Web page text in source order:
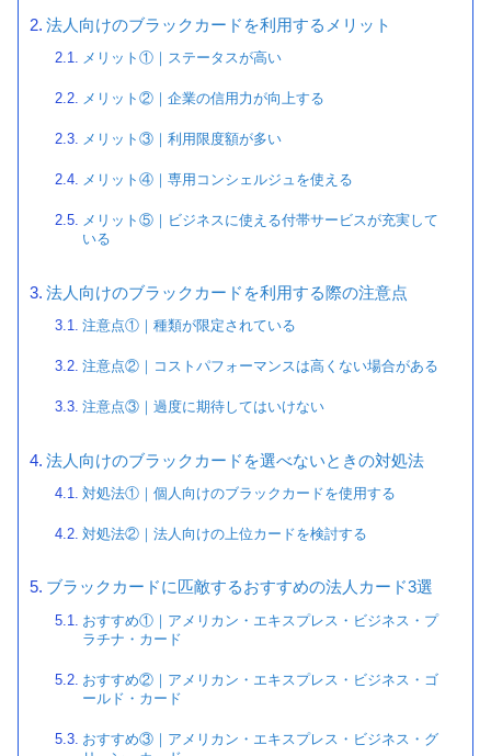
法人向けのブラックカードを利用するメリット
メリット①｜ステータスが高い
メリット②｜企業の信用力が向上する
メリット③｜利用限度額が多い
メリット④｜専用コンシェルジュを使える
メリット⑤｜ビジネスに使える付帯サービスが充実して
いる
法人向けのブラックカードを利用する際の注意点
注意点①｜種類が限定されている
注意点②｜コストパフォーマンスは高くない場合がある
注意点③｜過度に期待してはいけない
法人向けのブラックカードを選べないときの対処法
対処法①｜個人向けのブラックカードを使用する
対処法②｜法人向けの上位カードを検討する
ブラックカードに匹敵するおすすめの法人カード3選
おすすめ①｜アメリカン・エキスプレス・ビジネス・プ
ラチナ・カード
おすすめ②｜アメリカン・エキスプレス・ビジネス・ゴ
ールド・カード
おすすめ③｜アメリカン・エキスプレス・ビジネス・グ